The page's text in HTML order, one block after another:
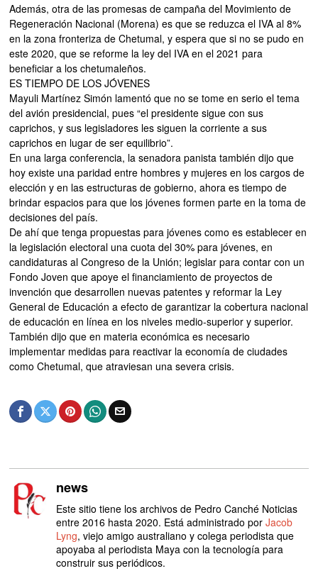
Además, otra de las promesas de campaña del Movimiento de
Regeneración Nacional (Morena) es que se reduzca el IVA al 8%
en la zona fronteriza de Chetumal, y espera que si no se pudo en
este 2020, que se reforme la ley del IVA en el 2021 para
beneficiar a los chetumaleños.
ES TIEMPO DE LOS JÓVENES
Mayuli Martínez Simón lamentó que no se tome en serio el tema
del avión presidencial, pues “el presidente sigue con sus
caprichos, y sus legisladores les siguen la corriente a sus
caprichos en lugar de ser equilibrio”.
En una larga conferencia, la senadora panista también dijo que
hoy existe una paridad entre hombres y mujeres en los cargos de
elección y en las estructuras de gobierno, ahora es tiempo de
brindar espacios para que los jóvenes formen parte en la toma de
decisiones del país.
De ahí que tenga propuestas para jóvenes como es establecer en
la legislación electoral una cuota del 30% para jóvenes, en
candidaturas al Congreso de la Unión; legislar para contar con un
Fondo Joven que apoye el financiamiento de proyectos de
invención que desarrollen nuevas patentes y reformar la Ley
General de Educación a efecto de garantizar la cobertura nacional
de educación en línea en los niveles medio-superior y superior.
También dijo que en materia económica es necesario
implementar medidas para reactivar la economía de ciudades
como Chetumal, que atraviesan una severa crisis.
news
Este sitio tiene los archivos de Pedro Canché Noticias
entre 2016 hasta 2020. Está administrado porJacob
Lyng, viejo amigo australiano y colega periodista que
apoyaba al periodista Maya con la tecnología para
construir sus periódicos.